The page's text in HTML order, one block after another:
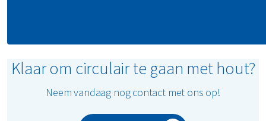
Klaar om circulair te gaan met hout?
Neem vandaag nog contact met ons op!